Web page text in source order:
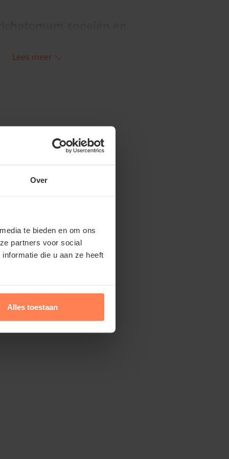
Over
te bieden en om ons
partners voor social
die u aan ze heeft
Alles toestaan
in de XL+ serieklik hier
Lees meer